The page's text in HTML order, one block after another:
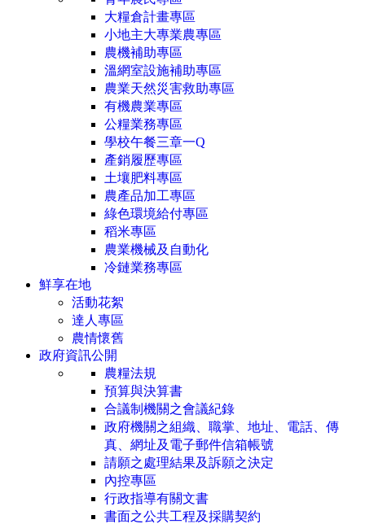
大糧倉計畫專區
小地主大專業農專區
農機補助專區
溫網室設施補助專區
農業天然災害救助專區
有機農業專區
公糧業務專區
學校午餐三章一Q
產銷履歷專區
土壤肥料專區
農產品加工專區
綠色環境給付專區
稻米專區
農業機械及自動化
冷鏈業務專區
鮮享在地
活動花絮
達人專區
農情懷舊
政府資訊公開
農糧法規
預算與決算書
合議制機關之會議紀錄
政府機關之組織、職掌、地址、電話、傳
真、網址及電子郵件信箱帳號
請願之處理結果及訴願之決定
內控專區
行政指導有關文書
書面之公共工程及採購契約